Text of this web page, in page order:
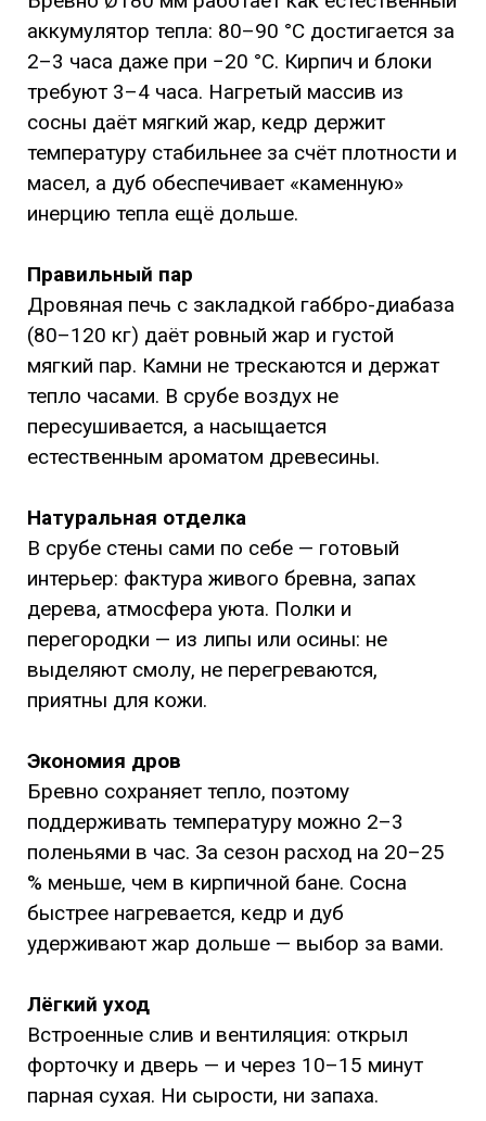
аккумулятор тепла: 80–90 °C достигается за
2–3 часа даже при −20 °C. Кирпич и блоки
требуют 3–4 часа. Нагретый массив из
сосны даёт мягкий жар, кедр держит
температуру стабильнее за счёт плотности и
масел, а дуб обеспечивает «каменную»
инерцию тепла ещё дольше.
Правильный пар
Дровяная печь с закладкой габбро-диабаза
(80–120 кг) даёт ровный жар и густой
мягкий пар. Камни не трескаются и держат
тепло часами. В срубе воздух не
пересушивается, а насыщается
естественным ароматом древесины.
Натуральная отделка
В срубе стены сами по себе — готовый
интерьер: фактура живого бревна, запах
дерева, атмосфера уюта. Полки и
перегородки — из липы или осины: не
выделяют смолу, не перегреваются,
приятны для кожи.
Экономия дров
Бревно сохраняет тепло, поэтому
поддерживать температуру можно 2–3
поленьями в час. За сезон расход на 20–25
% меньше, чем в кирпичной бане. Сосна
быстрее нагревается, кедр и дуб
удерживают жар дольше — выбор за вами.
Лёгкий уход
Встроенные слив и вентиляция: открыл
форточку и дверь — и через 10–15 минут
парная сухая. Ни сырости, ни запаха.